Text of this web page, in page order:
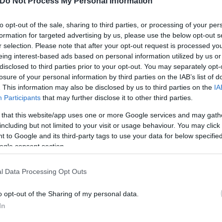
opt-out of the sale, sharing to third parties, or processing of your
for targeted advertising by us, please use the below opt-out
selection. Please note that after your opt-out request is processed
interest-based ads based on personal information utilized by us
to third parties prior to your opt-out. You may separately
of your personal information by third parties on the IAB’s list of
This information may also be disclosed by us to third parties on the
Participants that may further disclose it to other third parties.
that this website/app uses one or more Google services and may
but not limited to your visit or usage behaviour. You may
to Google and its third-party tags to use your data for below
consent section.
Data Processing Opt Outs
opt-out of the Sharing of my personal data.
σε δεδομένα 124.805 ενηλίκων άνω των 40
τους συνήθειες για αρκετά χρόνια. Η διεθνής
και πώς αυτές επηρέασαν την υγεία
των φλαβονοειδών είναι γνωστή, αλλά τώρα
τα αποτελέσματα.
φλαβονοειδών, με περίπου τα δύο τρίτα των
πηγές ήταν τα μήλα, το κόκκινο κρασί,
τα μανταρίνια και ο φυσικός χυμός
διαφορετικές πηγές φλαβονοειδών
– από διαβήτη μέχρι νευροεκφυλιστικές